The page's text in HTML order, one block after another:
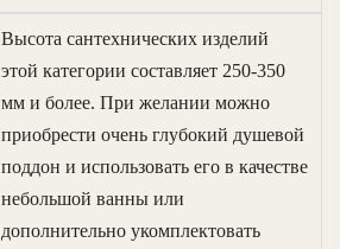
Высота сантехнических изделий
этой категории составляет 250-350
мм и более. При желании можно
приобрести очень глубокий душевой
поддон и использовать его в качестве
небольшой ванны или
дополнительно укомплектовать